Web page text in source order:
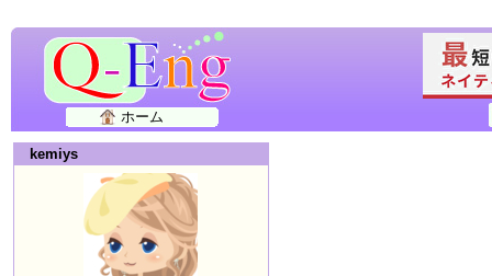
ホーム
kemiys